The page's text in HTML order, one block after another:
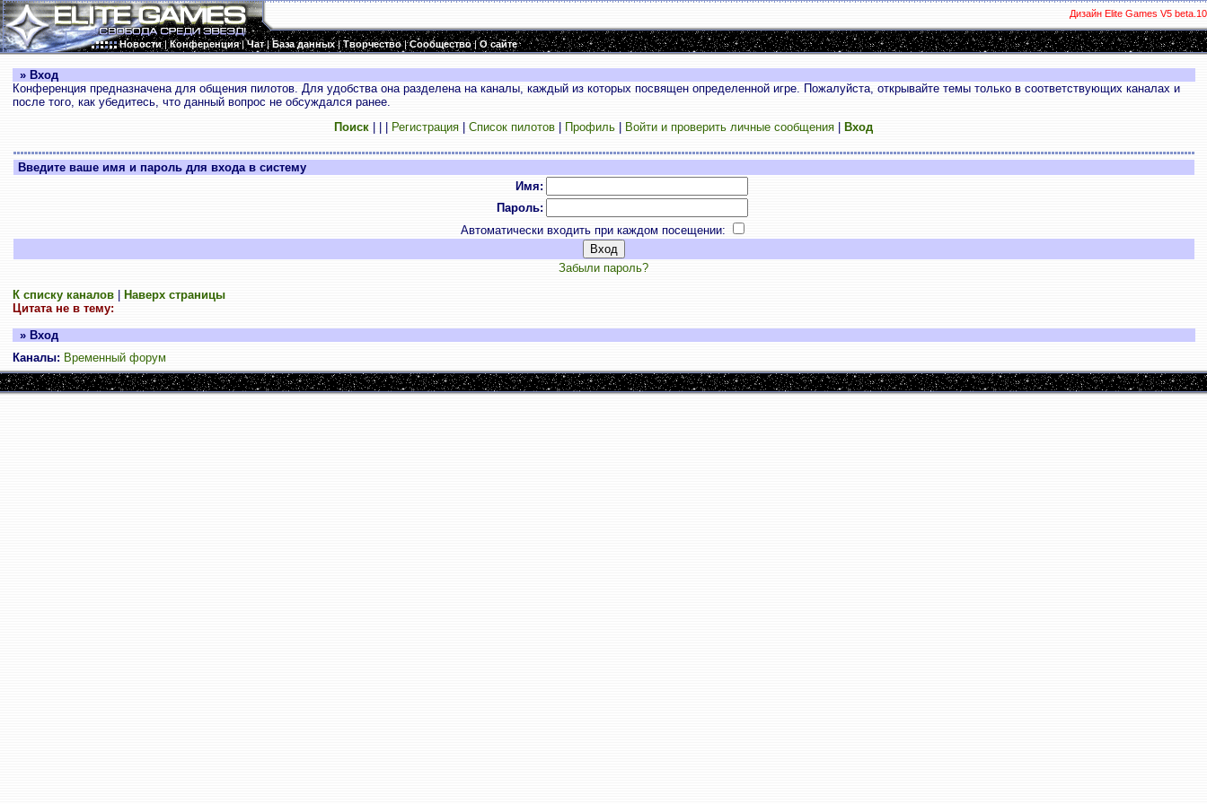
Дизайн Elite Games V5 beta.10
Новости|Конференция|Чат|База данных|Творчество|Сообщество|О сайте
» Вход
Конференция предназначена для общения пилотов. Для удобства она разделена на каналы, каждый из которых посвящен определенной игре. Пожалуйста, открывайте темы только в соответствующих каналах и
после того, как убедитесь, что данный вопрос не обсуждался ранее.
Поиск
Регистрация Список пилотов Профиль Войти и проверить личные сообщения Вход
Введите ваше имя и пароль для входа в систему
Имя:
Пароль:
Автоматически входить при каждом посещении:
Забыли пароль?
К списку каналов|
Наверх страницы
Цитата не в тему:
» Вход
Каналы: Временный форум